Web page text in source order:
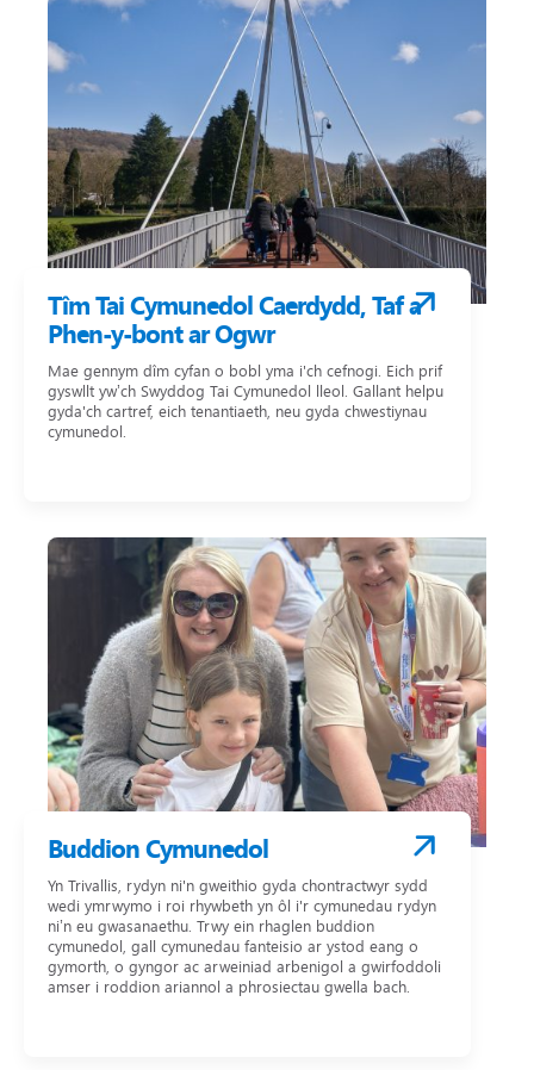
Tîm Tai Cymunedol Caerdydd, Taf a
Phen-y-bont ar Ogwr
Mae gennym dîm cyfan o bobl yma i'ch cefnogi. Eich prif
gyswllt yw’ch Swyddog Tai Cymunedol lleol. Gallant helpu
gyda'ch cartref, eich tenantiaeth, neu gyda chwestiynau
cymunedol.
Buddion Cymunedol
Yn Trivallis, rydyn ni'n gweithio gyda chontractwyr sydd
wedi ymrwymo i roi rhywbeth yn ôl i'r cymunedau rydyn
ni’n eu gwasanaethu. Trwy ein rhaglen buddion
cymunedol, gall cymunedau fanteisio ar ystod eang o
gymorth, o gyngor ac arweiniad arbenigol a gwirfoddoli
amser i roddion ariannol a phrosiectau gwella bach.